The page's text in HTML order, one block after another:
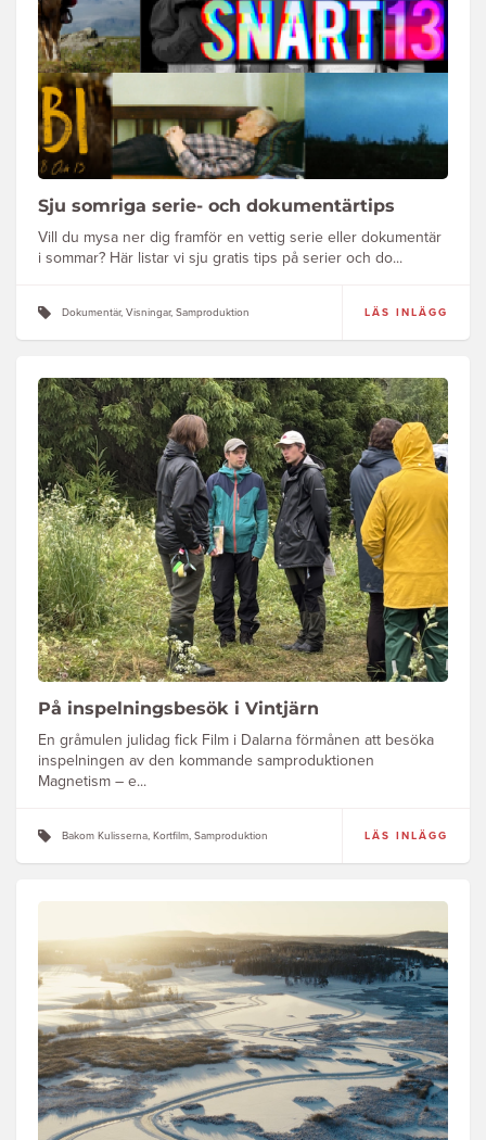
Sju somriga serie- och dokumentärtips
Vill du mysa ner dig framför en vettig serie eller dokumentär
i sommar? Här listar vi sju gratis tips på serier och do...
Dokumentär, Visningar, Samproduktion LÄS INLÄGG
På inspelningsbesök i Vintjärn
En gråmulen julidag fick Film i Dalarna förmånen att besöka
inspelningen av den kommande samproduktionen
Magnetism – e...
Bakom Kulisserna, Kortfilm, Samproduktion LÄS INLÄGG